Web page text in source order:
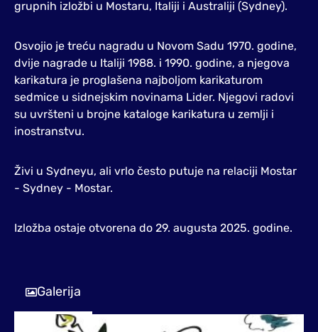
grupnih izložbi u Mostaru, Italiji i Australiji (Sydney).
Osvojio je treću nagradu u Novom Sadu 1970. godine,
dvije nagrade u Italiji 1988. i 1990. godine, a njegova
karikatura je proglašena najboljom karikaturom
sedmice u sidnejskim novinama Lider. Njegovi radovi
su uvršteni u brojne kataloge karikatura u zemlji i
inostranstvu.
Živi u Sydneyu, ali vrlo često putuje na relaciji Mostar
- Sydney - Mostar.
Izložba ostaje otvorena do 29. augusta 2025. godine.
Galerija